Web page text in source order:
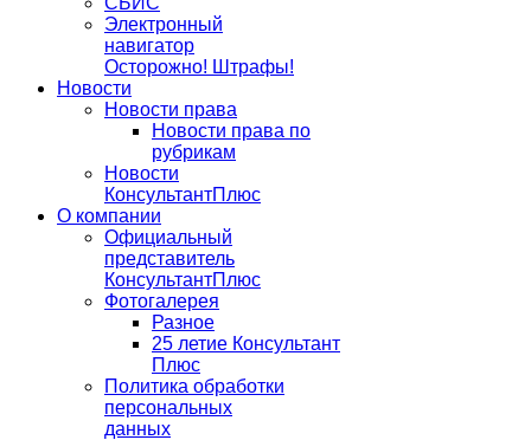
Электронный
навигатор
Осторожно! Штрафы!
Новости
Новости права
Новости права по
рубрикам
Новости
КонсультантПлюс
О компании
Официальный
представитель
КонсультантПлюс
Фотогалерея
Разное
25 летие Консультант
Плюс
Политика обработки
персональных
данных